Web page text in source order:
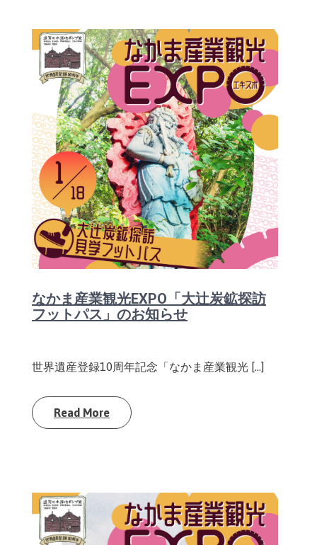
なかま産業観光EXPO「大辻炭鉱探訪
フットパス」のお知らせ
世界遺産登録10周年記念「なかま産業観光 […]
Read More